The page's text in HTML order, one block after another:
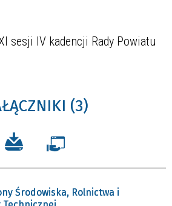
sesji IV kadencji Rady Powiatu
(3)
Środowiska, Rolnictwa i